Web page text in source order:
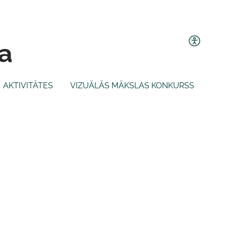
AKTIVITĀTES
VIZUĀLĀS MĀKSLAS KONKURSS